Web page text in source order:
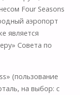
Four Seasons
аэропорт
является
Совета по
(пользование
на выбор: с